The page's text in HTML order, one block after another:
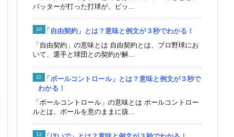
バッターが打った打球が、ピッ...
「自由契約」とは？意味と例文が３秒でわかる！
「自由契約」の意味とは 自由契約とは、プロ野球にお
いて、選手と球団との契約が解...
「ボールコントロール」とは？意味と例文が３秒で
わかる！
「ボールコントロール」の意味とは ボールコントロー
ルとは、ボールを意のままに扱...